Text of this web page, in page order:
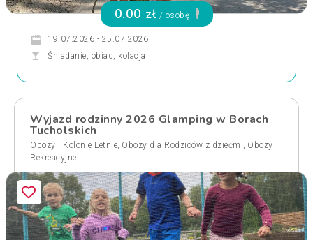
0.00 zł / osobę
19.07.2026 - 25.07.2026
Śniadanie, obiad, kolacja
Wyjazd rodzinny 2026 Glamping w Borach
Tucholskich
Obozy i Kolonie Letnie, Obozy dla Rodziców z dziećmi, Obozy
Rekreacyjne